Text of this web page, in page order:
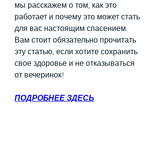
мы расскажем о том, как это
работает и почему это может стать
для вас настоящим спасением.
Вам стоит обязательно прочитать
эту статью, если хотите сохранить
свое здоровье и не отказываться
от вечеринок!
ПОДРОБНЕЕ ЗДЕСЬ